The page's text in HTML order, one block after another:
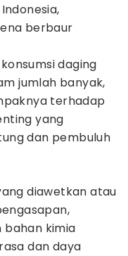
berbaur
daging
jumlah banyak,
terhadap
yang
dan pembuluh
diawetkan atau
kimia
dan daya